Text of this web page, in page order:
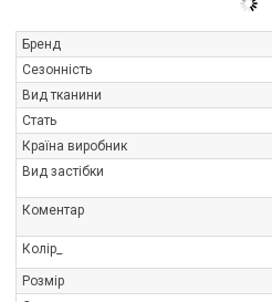
Бренд
Сезонність
Вид тканини
Стать
Країна виробник
Вид застібки
Коментар
Колір_
Розмір